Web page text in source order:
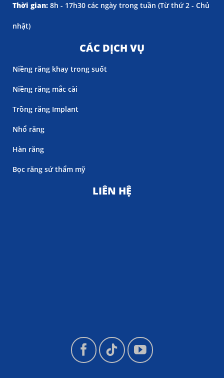
Thời gian: 8h - 17h30 các ngày trong tuần (Từ thứ 2 - Chủ
nhật)
CÁC DỊCH VỤ
Niềng răng khay trong suốt
Niềng răng mắc cài
Trồng răng Implant
Nhổ răng
Hàn răng
Bọc răng sứ thẩm mỹ
LIÊN HỆ